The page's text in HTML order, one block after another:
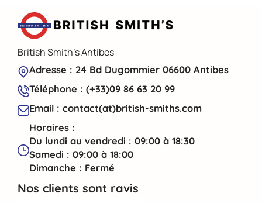
British Smith's Antibes
Adresse : 24 Bd Dugommier 06600 Antibes
Téléphone : (+33)09 86 63 20 99
Email : contact(at)british-smiths.com
Horaires :
Du lundi au vendredi : 09:00 à 18:30
Samedi : 09:00 à 18:00
Dimanche : Fermé
Nos clients sont ravis